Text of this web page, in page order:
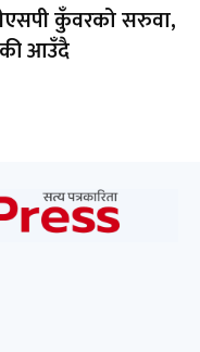
कुँवरको सरुवा,
आउँदै